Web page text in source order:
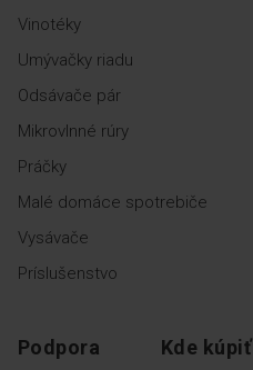
Vinotéky
Umývačky riadu
Odsávače pár
Mikrovlnné rúry
Práčky
Malé domáce spotrebiče
Vysávače
Príslušenstvo
Podpora Kde kúpiť